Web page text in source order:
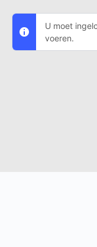
U moet
voeren.